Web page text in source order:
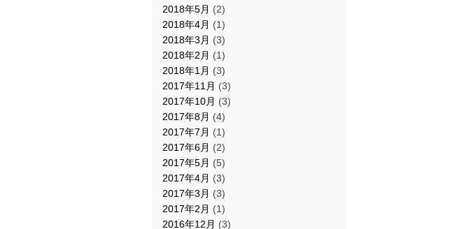
2018年5月 (2)
2018年4月 (1)
2018年3月 (3)
2018年2月 (1)
2018年1月 (3)
2017年11月 (3)
2017年10月 (3)
2017年8月 (4)
2017年7月 (1)
2017年6月 (2)
2017年5月 (5)
2017年4月 (3)
2017年3月 (3)
2017年2月 (1)
2016年12月 (3)